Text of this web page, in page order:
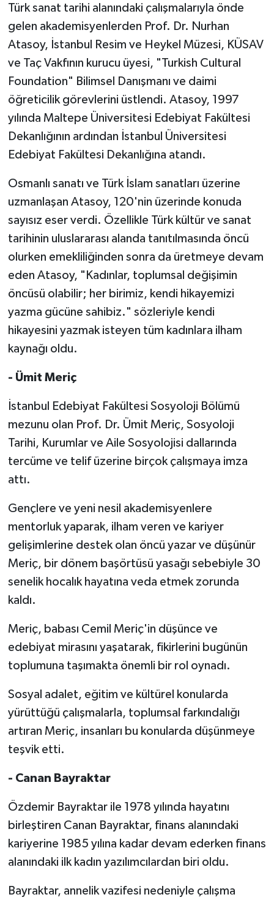
Türk sanat tarihi alanındaki çalışmalarıyla önde
gelen akademisyenlerden Prof. Dr. Nurhan
Atasoy, İstanbul Resim ve Heykel Müzesi, KÜSAV
ve Taç Vakfının kurucu üyesi, "Turkish Cultural
Foundation" Bilimsel Danışmanı ve daimi
öğreticilik görevlerini üstlendi. Atasoy, 1997
yılında Maltepe Üniversitesi Edebiyat Fakültesi
Dekanlığının ardından İstanbul Üniversitesi
Edebiyat Fakültesi Dekanlığına atandı.
Osmanlı sanatı ve Türk İslam sanatları üzerine
uzmanlaşan Atasoy, 120'nin üzerinde konuda
sayısız eser verdi. Özellikle Türk kültür ve sanat
tarihinin uluslararası alanda tanıtılmasında öncü
olurken emekliliğinden sonra da üretmeye devam
eden Atasoy, "Kadınlar, toplumsal değişimin
öncüsü olabilir; her birimiz, kendi hikayemizi
yazma gücüne sahibiz." sözleriyle kendi
hikayesini yazmak isteyen tüm kadınlara ilham
kaynağı oldu.
- Ümit Meriç
İstanbul Edebiyat Fakültesi Sosyoloji Bölümü
mezunu olan Prof. Dr. Ümit Meriç, Sosyoloji
Tarihi, Kurumlar ve Aile Sosyolojisi dallarında
tercüme ve telif üzerine birçok çalışmaya imza
attı.
Gençlere ve yeni nesil akademisyenlere
mentorluk yaparak, ilham veren ve kariyer
gelişimlerine destek olan öncü yazar ve düşünür
Meriç, bir dönem başörtüsü yasağı sebebiyle 30
senelik hocalık hayatına veda etmek zorunda
kaldı.
Meriç, babası Cemil Meriç'in düşünce ve
edebiyat mirasını yaşatarak, fikirlerini bugünün
toplumuna taşımakta önemli bir rol oynadı.
Sosyal adalet, eğitim ve kültürel konularda
yürüttüğü çalışmalarla, toplumsal farkındalığı
artıran Meriç, insanları bu konularda düşünmeye
teşvik etti.
- Canan Bayraktar
Özdemir Bayraktar ile 1978 yılında hayatını
birleştiren Canan Bayraktar, finans alanındaki
kariyerine 1985 yılına kadar devam ederken finans
alanındaki ilk kadın yazılımcılardan biri oldu.
Bayraktar, annelik vazifesi nedeniyle çalışma